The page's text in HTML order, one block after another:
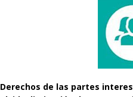
Derechos de las partes